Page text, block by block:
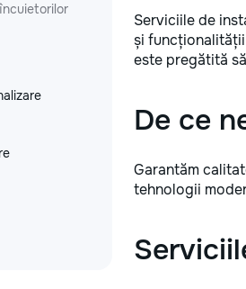
Serviciile de
și
este pregătită
De ce
Garantăm
tehnologii